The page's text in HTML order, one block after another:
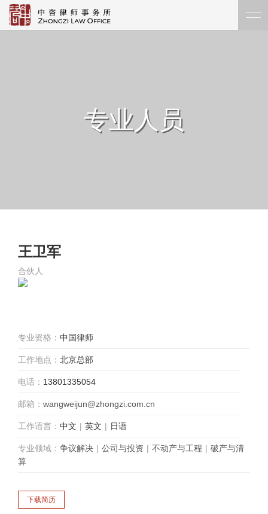
专业人员
王卫军
合伙人
专业资格： 中国律师
工作地点： 北京总部
电话： 13801335054
邮箱： wangweijun@zhongzi.com.cn
工作语言： 中文 | 英文 | 日语
专业领域： 争议解决 | 公司与投资 | 不动产与工程 | 破产与清
算